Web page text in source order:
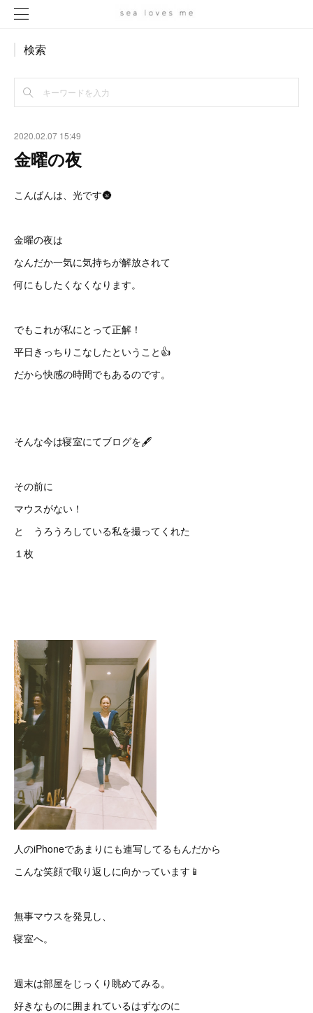
検索
2020.02.07 15:49
金曜の夜
こんばんは、光です🌚
金曜の夜は
なんだか一気に気持ちが解放されて
何にもしたくなくなります。
でもこれが私にとって正解！
平日きっちりこなしたということ👍
だから快感の時間でもあるのです。
そんな今は寝室にてブログを🖋
その前に
マウスがない！
と うろうろしている私を撮ってくれた
１枚
人のiPhoneであまりにも連写してるもんだから
こんな笑顔で取り返しに向かっています📱
無事マウスを発見し、
寝室へ。
週末は部屋をじっくり眺めてみる。
好きなものに囲まれているはずなのに